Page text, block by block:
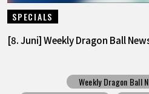
SPECIALS
[8. Juni] Weekly Dragon Ball
Weekly Dragon Ball